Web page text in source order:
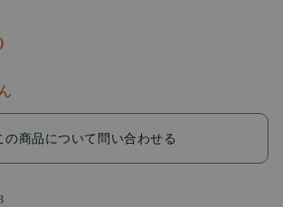
の商品について問い合わせる